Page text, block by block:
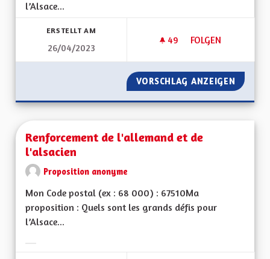
l’Alsace...
ERSTELLT AM
26/04/2023
49 49 FOLLOWER
FOLGEN
MISE À JOUR DE
VORSCHLAG ANZEIGEN MISE
Renforcement de l'allemand et de
l'alsacien
Proposition anonyme
Mon Code postal (ex : 68 000) : 67510Ma
proposition : Quels sont les grands défis pour
l’Alsace...